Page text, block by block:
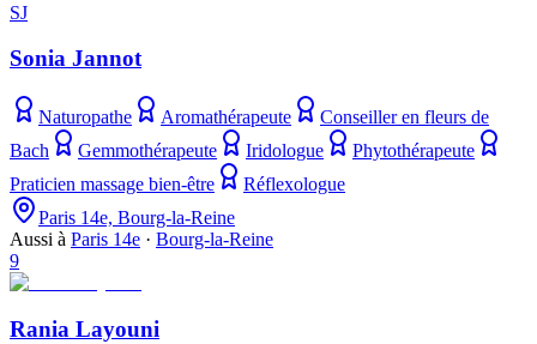
SJ
Sonia Jannot
Naturopathe Aromathérapeute
Conseiller en fleurs de
Bach
Gemmothérapeute Iridologue
Phytothérapeute
Praticien massage bien-être
Réflexologue
Paris 14e, Bourg-la-Reine
Aussi à Paris 14e · Bourg-la-Reine
9
Rania Layouni